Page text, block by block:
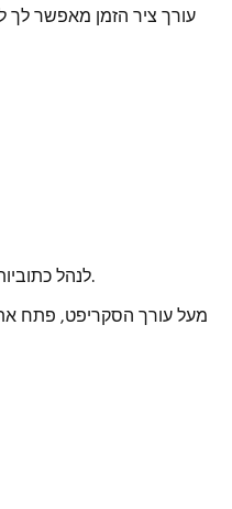
עורך ציר הזמן מאפשר לך
ליד לשונית Avatars תמצא כלים יצירתיים לשדרוג הווידאו שלך. בעזרתם אפשר להוסיף טקסט, להעלות מדיה, להוסיף אלמנטים, ליצור תמונות AI, לנהל כתוביות או להתאים את צבעי הרקע.
מעל עורך הסקריפט, פתח את